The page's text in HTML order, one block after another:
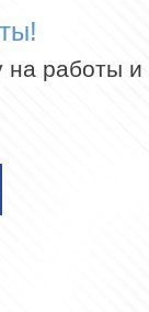
на работы и